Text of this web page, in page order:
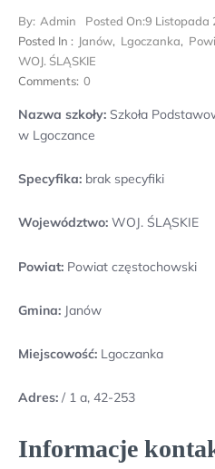
By: Admin Posted On:9 Listopada
Posted In : Janów, Lgoczanka,
WOJ. ŚLĄSKIE
Comments: 0
Nazwa szkoły: Szkoła
w Lgoczance
Specyfika: brak specyfiki
Województwo: WOJ. ŚLĄSKIE
Powiat: Powiat częstochowski
Gmina: Janów
Miejscowość: Lgoczanka
Adres: / 1 a, 42-253
Informacje